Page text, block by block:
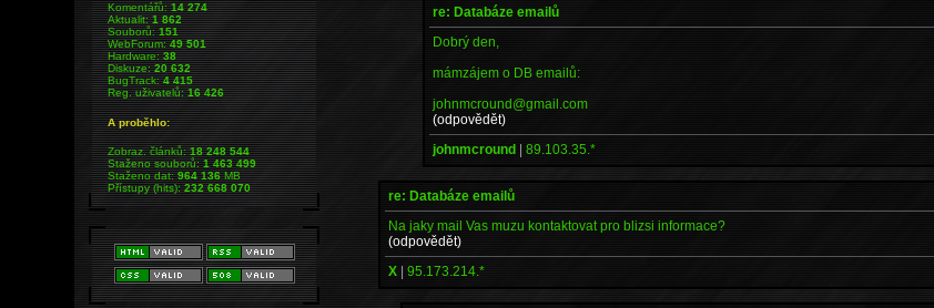
re: Databáze emailů
Dobrý den,
mámzájem o DB emailů:
johnmcround@gmail.com
(odpovědět)
johnmcround |89.103.35.*
re: Databáze emailů
Na jaky mail Vas muzu kontaktovat pro blizsi informace?
(odpovědět)
X |95.173.214.*
Komentářů:14 274
Aktualit:1 862
Souborů:151
WebForum:49 501
Hardware:38
Diskuze:20 632
BugTrack:4 415
Reg. uživatelů:16 426
A proběhlo:
Zobraz. článků:18 248 544
Staženo souborů:1 463 499
Staženo dat:964 136MB
Přístupy (hits):232 668 070